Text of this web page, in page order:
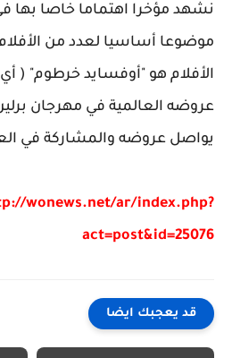
نشهد مؤخرا اهتماما خاصا بها
موضوعا أساسيا لعدد من
الأفلام هو "أوفسايد خرطوم" (
عروضه العالمية في مهرجان
يواصل عروضه والمشاركة في
wonews.net/ar/index.php?
act=post&id=25076
قد يعجبك ايضا